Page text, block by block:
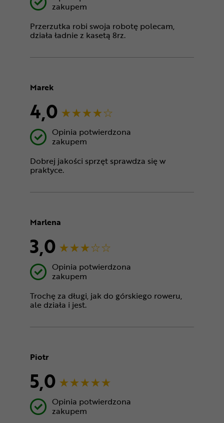
zakupem
Przerzutka robi swoja robotę polecam,
działa ładnie z kasetą 8rz.
Marek
4,0
Opinia potwierdzona
zakupem
Dobrej jakości sprzęt sprawdza się w
praktyce.
Marlena
3,0
Opinia potwierdzona
zakupem
Trochę za długi, jak do górskiego roweru,
ale działa i jest.
Piotr
5,0
Opinia potwierdzona
zakupem